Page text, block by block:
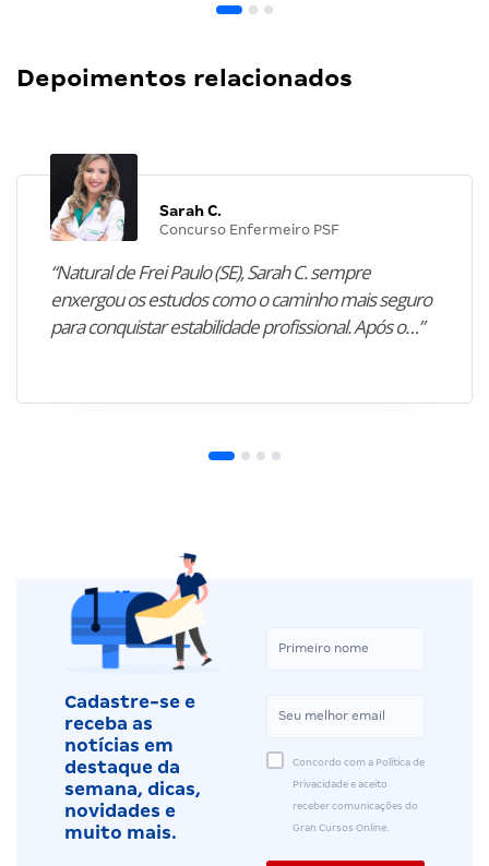
Depoimentos relacionados
Sarah C.
Concurso Enfermeiro PSF
“Natural de Frei Paulo (SE), Sarah C. sempre
enxergou os estudos como o caminho mais seguro
para conquistar estabilidade profissional. Após o…”
Cadastre-se e
receba as
notícias em
destaque da
semana, dicas,
novidades e
muito mais.
Concordo com a Política de
Privacidade e aceito
receber comunicações do
Gran Cursos Online.